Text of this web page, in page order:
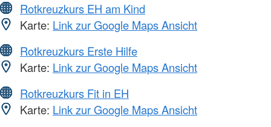
Rotkreuzkurs EH am Kind
Karte: Link zur Google Maps Ansicht
Rotkreuzkurs Erste Hilfe
Karte: Link zur Google Maps Ansicht
Rotkreuzkurs Fit in EH
Karte: Link zur Google Maps Ansicht